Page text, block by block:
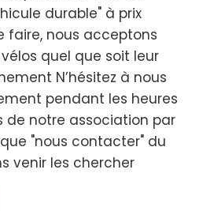
durable" à prix
faire, nous acceptons
quel que soit leur
N’hésitez à nous
pendant les heures
de notre association par
"nous contacter" du
venir les chercher